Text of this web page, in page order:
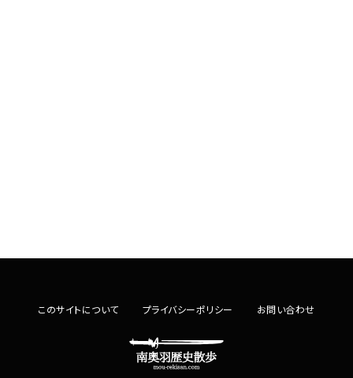
このサイトについて プライバシーポリシー お問い合わせ